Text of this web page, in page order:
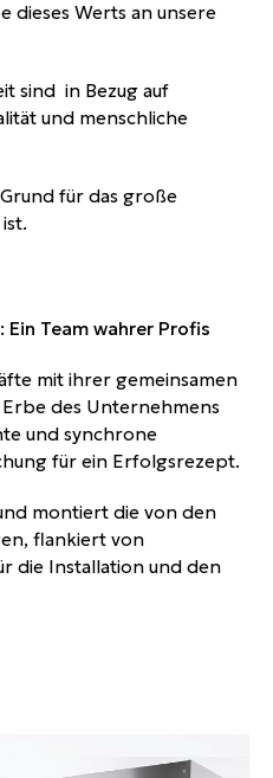
dieses Werts an unsere
sind in Bezug auf
und menschliche
für das große
Ein Team wahrer Profis
mit ihrer gemeinsamen
des Unternehmens
und synchrone
für ein Erfolgsrezept.
montiert die von den
flankiert von
die Installation und den